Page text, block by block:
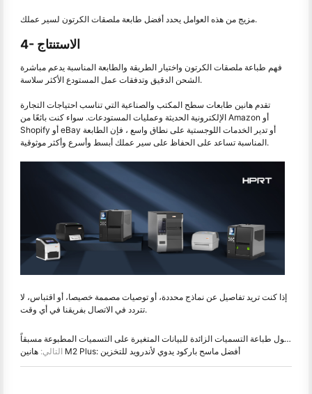
مزيج من هذه العوامل يحدد أفضل طابعة ملصقات الكرتون لسير عملك.
4- الاستنتاج
فهم طباعة ملصقات الكرتون واختيار الطريقة والطابعة المناسبة يدعم مباشرة
الشحن الدقيق وتدفقات عمل المستودع الأكثر سلاسة.
تقدم هانين طابعات سطح المكتب والصناعية التي تناسب احتياجات التجارة
الإلكترونية الحديثة وعمليات المستودعات. سواء كنت بائعًا من Amazon أو
Shopify أو eBay أو تدير الخدمات اللوجستية على نطاق واسع ، فإن الطابعة
المناسبة تساعد على الحفاظ على سير عملك أبسط وأسرع وأكثر موثوقية.
إذا كنت تريد تفاصيل عن نماذج محددة، أو توصيات مصممة خصيصا، أو اقتباس، لا
تتردد في الاتصال بفريقنا في أي وقت.
حلول طباعة التسميات الزائدة للبيانات المتغيرة على التسميات المطبوعة مسبقاً
التالي:
هانين M2 Plus: أفضل ماسح باركود يدوي لأندرويد للتخزين